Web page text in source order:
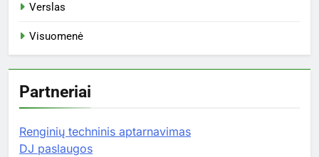
Verslas
Visuomenė
Partneriai
Renginių techninis aptarnavimas
DJ paslaugos